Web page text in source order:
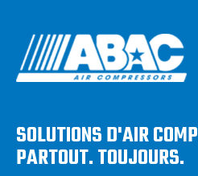
SOLUTIONS D'AIR
PARTOUT. TOUJOURS.